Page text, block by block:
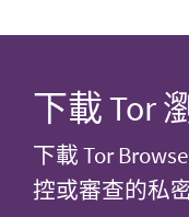
下載 Tor
下載 Tor
控或審查的私